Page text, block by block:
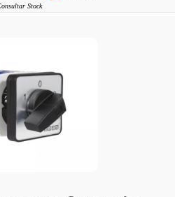
Stock